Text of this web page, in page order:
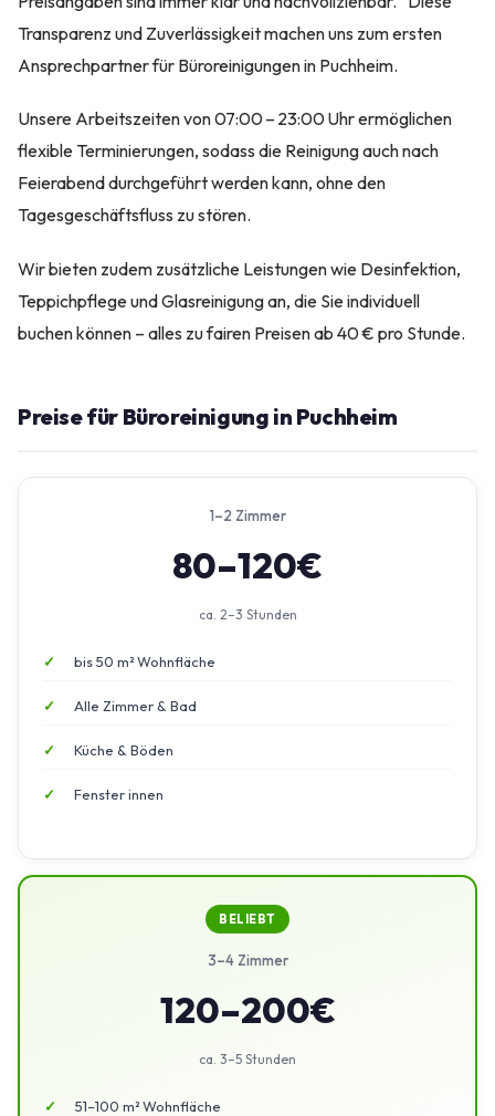
Transparenz und Zuverlässigkeit machen uns zum ersten
Ansprechpartner für Büroreinigungen in Puchheim.
Unsere Arbeitszeiten von 07:00 – 23:00 Uhr ermöglichen
flexible Terminierungen, sodass die Reinigung auch nach
Feierabend durchgeführt werden kann, ohne den
Tagesgeschäftsfluss zu stören.
Wir bieten zudem zusätzliche Leistungen wie Desinfektion,
Teppichpflege und Glasreinigung an, die Sie individuell
buchen können – alles zu fairen Preisen ab 40 € pro Stunde.
Preise für Büroreinigung in Puchheim
1–2 Zimmer
80–120€
ca. 2–3 Stunden
bis 50 m² Wohnfläche
Alle Zimmer & Bad
Küche & Böden
Fenster innen
BELIEBT
3–4 Zimmer
120–200€
ca. 3–5 Stunden
51–100 m² Wohnfläche